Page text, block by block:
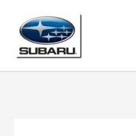
содержимому